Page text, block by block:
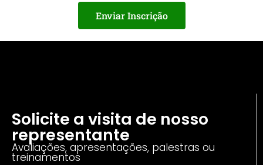
Enviar Inscrição
Solicite a visita de nosso
representante
Avaliações, apresentações, palestras ou
treinamentos